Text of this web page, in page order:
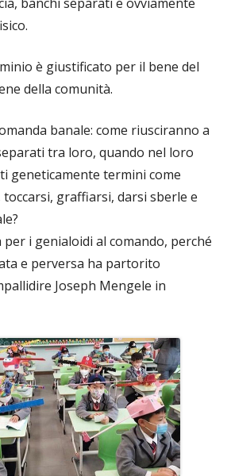
è giustificato per il bene del
della comunità.
banale: come riusciranno a
tra loro, quando nel loro
geneticamente termini come
graffiarsi, darsi sberle e
i genialoidi al comando, perché
e perversa ha partorito
Joseph Mengele in